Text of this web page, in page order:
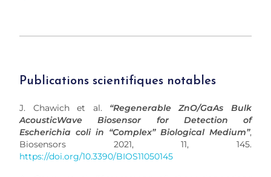
Publications scientifiques notables
J. Chawich et al. “Regenerable ZnO/GaAs Bulk
AcousticWave Biosensor for Detection of
Escherichia coli in “Complex” Biological Medium”,
Biosensors 2021, 11, 145.
https://doi.org/10.3390/BIOS11050145